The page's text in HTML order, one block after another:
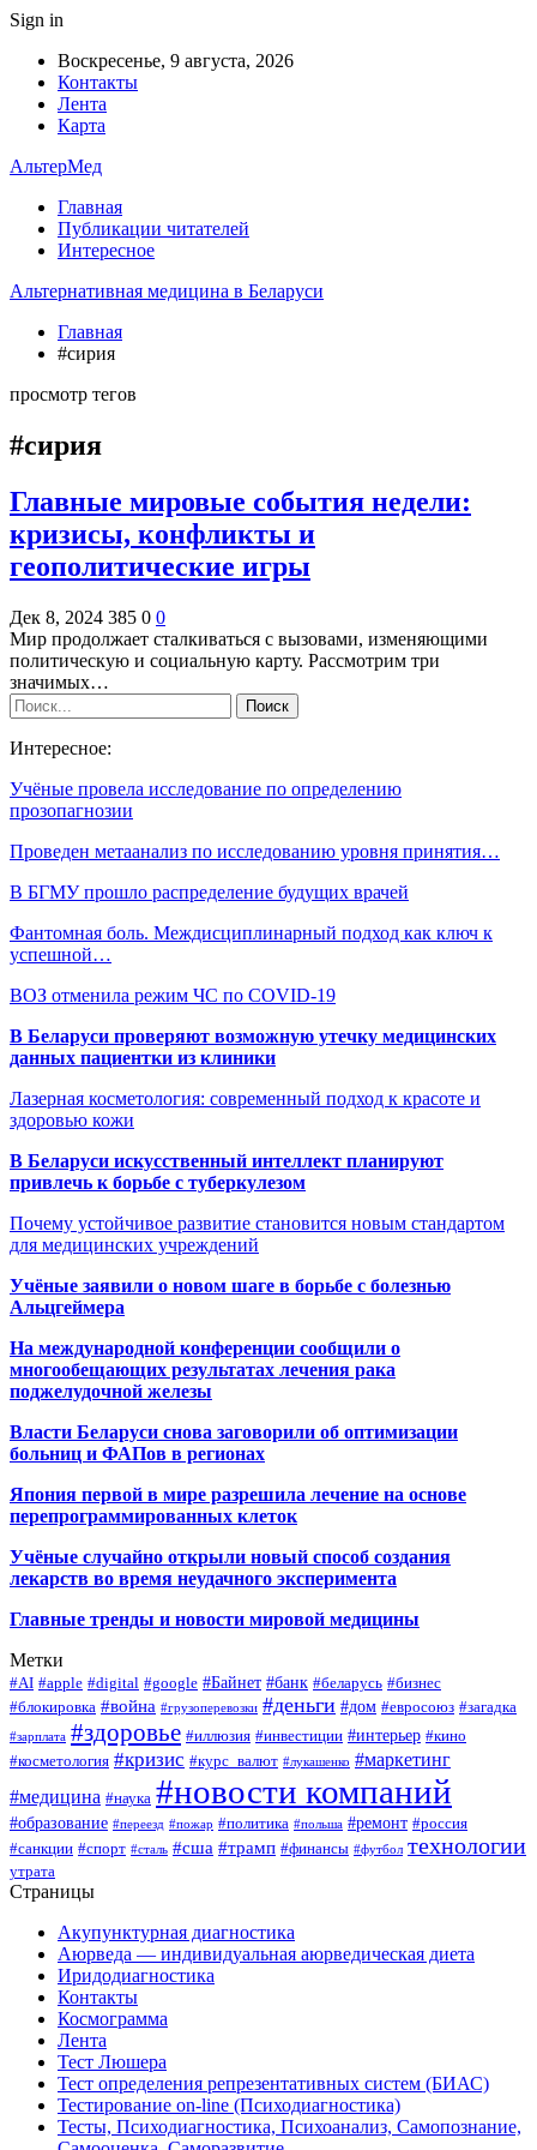
Sign in
Воскресенье, 9 августа, 2026
Контакты
Лента
Карта
АльтерМед
Главная
Публикации читателей
Интересное
Альтернативная медицина в Беларуси
Главная
#сирия
просмотр тегов
#сирия
Главные мировые события недели:
кризисы, конфликты и
геополитические игры
Дек 8, 2024 385 0 0
Мир продолжает сталкиваться с вызовами, изменяющими
политическую и социальную карту. Рассмотрим три
значимых…
Интересное:
Учёные провела исследование по определению
прозопагнозии
Проведен метаанализ по исследованию уровня принятия…
В БГМУ прошло распределение будущих врачей
Фантомная боль. Междисциплинарный подход как ключ к
успешной…
ВОЗ отменила режим ЧС по COVID-19
В Беларуси проверяют возможную утечку медицинских
данных пациентки из клиники
Лазерная косметология: современный подход к красоте и
здоровью кожи
В Беларуси искусственный интеллект планируют
привлечь к борьбе с туберкулезом
Почему устойчивое развитие становится новым стандартом
для медицинских учреждений
Учёные заявили о новом шаге в борьбе с болезнью
Альцгеймера
На международной конференции сообщили о
многообещающих результатах лечения рака
поджелудочной железы
Власти Беларуси снова заговорили об оптимизации
больниц и ФАПов в регионах
Япония первой в мире разрешила лечение на основе
перепрограммированных клеток
Учёные случайно открыли новый способ создания
лекарств во время неудачного эксперимента
Главные тренды и новости мировой медицины
Метки
#AI #apple #digital #google #Байнет #банк #беларусь #бизнес
#блокировка #война #грузоперевозки #деньги #дом #евросоюз #загадка
#зарплата #здоровье #иллюзия #инвестиции #интерьер #кино
#косметология #кризис #курс_валют #лукашенко #маркетинг
#медицина #наука #новости компаний
#образование #переезд #пожар #политика #польша #ремонт #россия
#санкции #спорт #сталь #сша #трамп #финансы #футбол технологии
утрата
Страницы
Акупунктурная диагностика
Аюрведа — индивидуальная аюрведическая диета
Иридодиагностика
Контакты
Космограмма
Лента
Тест Люшера
Тест определения репрезентативных систем (БИАС)
Тестирование on-line (Психодиагностика)
Тесты, Психодиагностика, Психоанализ, Самопознание,